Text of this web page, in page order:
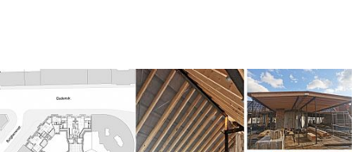
Die sanierte bzw. neu geschaffene Wohnfläche beträgt
insgesamt ca. 2.800 m²
Durch stæhr+partner architekten wurden die LP 1-5 bearbeitet.